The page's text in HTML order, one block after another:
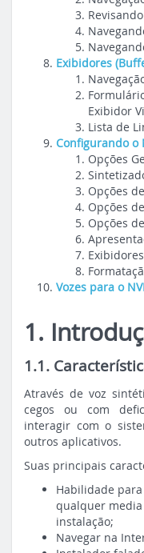
Exibidores
Exibidor
Lista de
Configurando o
Opções
Opções
Opções
Opções
Vozes para o
1.
1.1.
Através de voz
cegos ou com
interagir com o
outros aplicativos.
Suas principais
Habilidade
qualquer
instalação;
Navegar na